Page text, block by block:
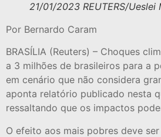
21/01/2023 REUTERS/Ueslei
Por Bernardo Caram
BRASÍLIA (Reuters) – Choques
a 3 milhões de brasileiros para a
em cenário que não considera
aponta relatório publicado nesta
ressaltando que os impactos
O efeito aos mais pobres deve